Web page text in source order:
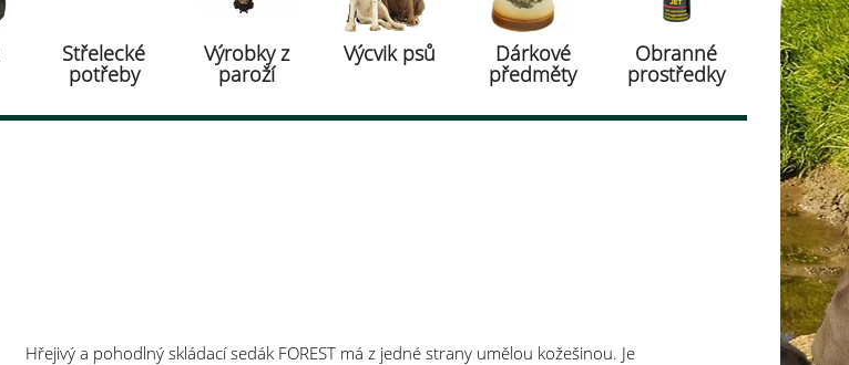
Střelecké
potřeby
Výrobky z
paroží
Výcvik psů Dárkové
předměty
Obranné
prostředky
Hřejivý a pohodlný skládací sedák FOREST má z jedné strany umělou kožešinou. Je